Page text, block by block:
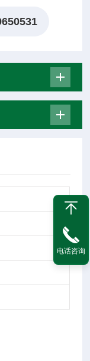
电话咨询